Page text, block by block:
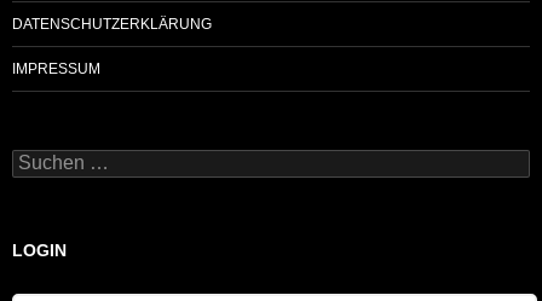
DATENSCHUTZERKLÄRUNG
IMPRESSUM
Suchen
nach:
LOGIN